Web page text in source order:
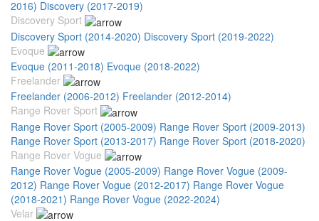
2016) Discovery (2017-2019)
Discovery Sport
Discovery Sport (2014-2020) Discovery Sport (2019-2022)
Evoque
Evoque (2011-2018) Evoque (2018-2022)
Freelander
Freelander (2006-2012) Freelander (2012-2014)
Range Rover Sport
Range Rover Sport (2005-2009) Range Rover Sport (2009-2013)
Range Rover Sport (2013-2017) Range Rover Sport (2018-2020)
Range Rover Vogue
Range Rover Vogue (2005-2009) Range Rover Vogue (2009-
2012) Range Rover Vogue (2012-2017) Range Rover Vogue
(2018-2021) Range Rover Vogue (2022-2024)
Velar